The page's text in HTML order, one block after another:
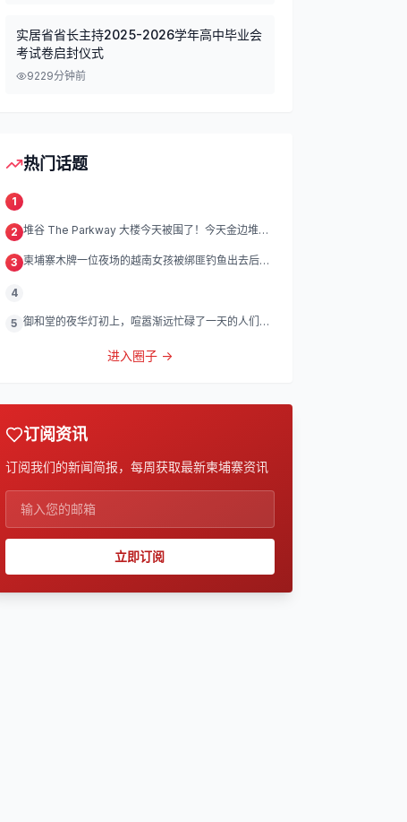
实居省省长主持2025-2026学年高中毕业会
考试卷启封仪式
9229分钟前
热门话题
1
2 堆谷 The Parkway 大楼今天被围了！今天金边堆谷
3 柬埔寨木牌一位夜场的越南女孩被绑匪钓鱼出去后遭
4
5 御和堂的夜华灯初上，喧嚣渐远忙碌了一天的人们渐
进入圈子 →
订阅资讯
订阅我们的新闻简报，每周获取最新柬埔寨资讯
立即订阅